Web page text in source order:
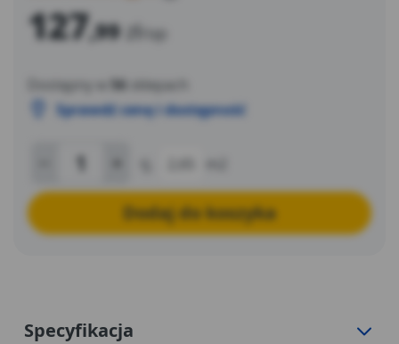
127,99 zł /op
Dostępny w 56
sklepach
Sprawdź cenę i dostępność
Dodaj do koszyka
Specyfikacja